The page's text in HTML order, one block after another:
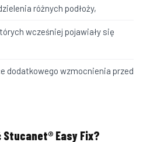
różnych podłoży,
wcześniej pojawiały się
dodatkowego wzmocnienia przed
Easy Fix?